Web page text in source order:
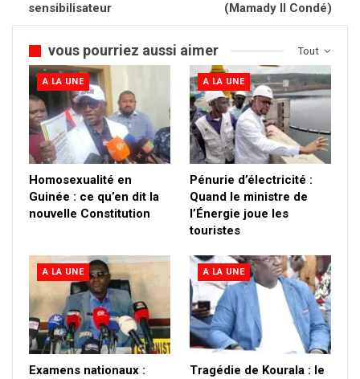
sensibilisateur
(Mamady II Condé)
Tout
vous pourriez aussi aimer
A LA UNE
Homosexualité en
Guinée : ce qu’en dit la
nouvelle Constitution
A LA UNE
Pénurie d’électricité :
Quand le ministre de
l’Énergie joue les
touristes
A LA UNE
Examens nationaux :
A LA UNE
Tragédie de Kourala : le